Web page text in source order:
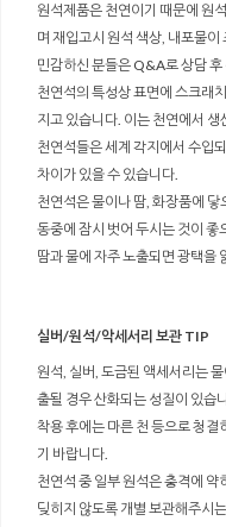
원석제품은 천연이기 때문에 원
며 재입고시 원석 색상, 내포물이
민감하신 분들은 Q&A로 상담
천연석의 특성상 표면에 스크래
지고 있습니다. 이는 천연에서
천연석들은 세계 각지에서 수입
차이가 있을 수 있습니다.
천연석은 물이나 땀, 화장품에
동중에 잠시 벗어 두시는 것이
땀과 물에 자주 노출되면 광택을
실버/원석/악세서리 보관 TIP
원석, 실버, 도금된 액세서리는
출될 경우 산화되는 성질이 있습
착용 후에는 마른 천 등으로 청결
기 바랍니다.
천연석 중 일부 원석은 충격에
딪히지 않도록 개별 보관해주시